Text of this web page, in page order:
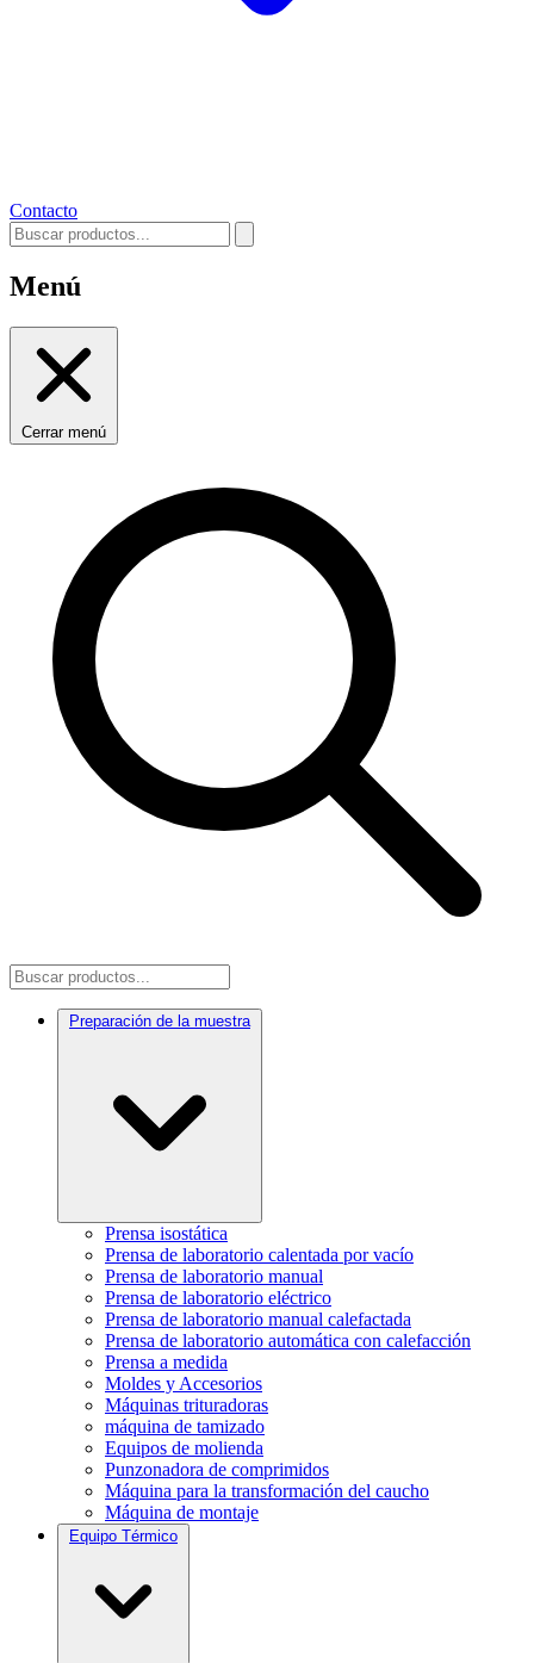
Contacto
Menú
Cerrar menú
Preparación de la muestra
Prensa isostática
Prensa de laboratorio calentada por vacío
Prensa de laboratorio manual
Prensa de laboratorio eléctrico
Prensa de laboratorio manual calefactada
Prensa de laboratorio automática con calefacción
Prensa a medida
Moldes y Accesorios
Máquinas trituradoras
máquina de tamizado
Equipos de molienda
Punzonadora de comprimidos
Máquina para la transformación del caucho
Máquina de montaje
Equipo Térmico